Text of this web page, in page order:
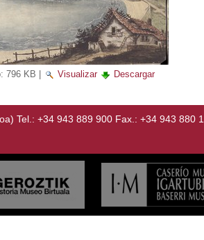
796 KB Visualizar Descargar
Tel.: +34 943 889 900 Fax.: +34 943 880